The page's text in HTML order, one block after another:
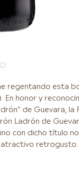
regentando esta
En honor y
de Guevara, la
Ladrón de
con dicho título
atractivo retrogusto.